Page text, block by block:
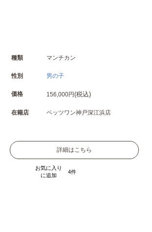
種類 マンチカン
性別 男の子
価格 156,000円(税込)
在籍店 ペッツワン神戸深江浜店
詳細はこちら
お気に入り
に追加
4